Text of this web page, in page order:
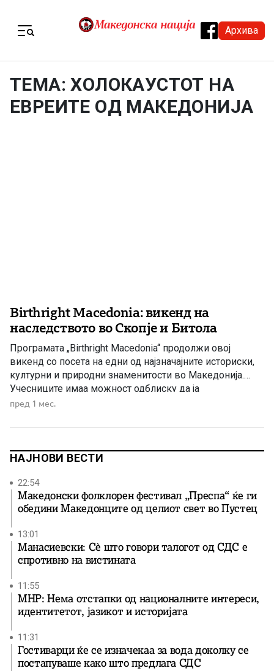
Архива
ТЕМА: ХОЛОКАУСТОТ НА
ЕВРЕИТЕ ОД МАКЕДОНИЈА
Birthright Macedonia: викенд на
наследството во Скопје и Битола
Програмата „Birthright Macedonia“ продолжи овој
викенд со посета на едни од најзначајните историски,
културни и природни знаменитости во Македонија.
Учесниците имаа можност одблиску да ја
почувствуваат убавината и слоевитоста на Скопје, од
вековното Скопско кале, Старата чаршија и центарот
историја и […]
пред 1 мес.
НАЈНОВИ ВЕСТИ
22:54
Македонски фолклорен фестивал „Преспа“ ќе ги
обедини Македонците од целиот свет во Пустец
13:01
Манасиевски: Сè што говори талогот од СДС е
спротивно на вистината
11:55
МНР: Нема отстапки од националните интереси,
идентитетот, јазикот и историјата
11:31
Гостиварци ќе се изначекаа за вода доколку се
постапуваше како што предлага СДС